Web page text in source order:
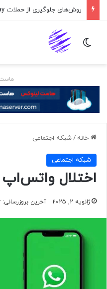
تغییر پوسته
خانه /شبكه اجتماعی
شبكه اجتماعی
اختلال
ژانویه 2, 2025 آخرین بروزرسانی: